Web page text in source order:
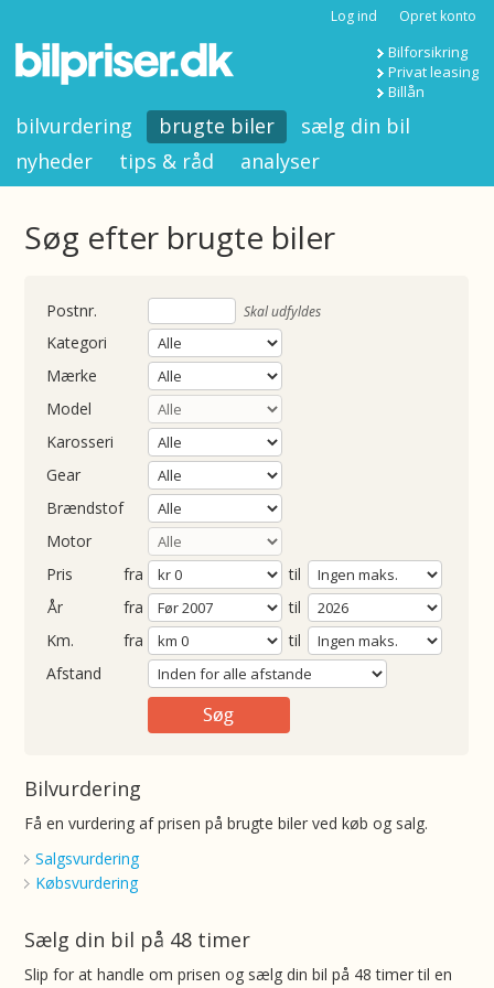
Log ind Opret konto
Bilforsikring
Privat leasing
Billån
bilvurdering brugte biler
sælg din bil
nyheder
tips & råd analyser
Søg efter brugte biler
Skal udfyldes
Kategori
Mærke
Model
Karosseri
Gear
Brændstof
Motor
Pris
fra
til
fra
til
fra
til
Afstand
Bilvurdering
Få en vurdering af prisen på brugte biler ved køb og salg.
Salgsvurdering
Købsvurdering
Sælg din bil på 48 timer
Slip for at handle om prisen og sælg din bil på 48 timer til en